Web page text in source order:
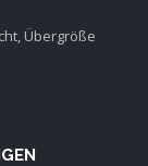
Übergröße